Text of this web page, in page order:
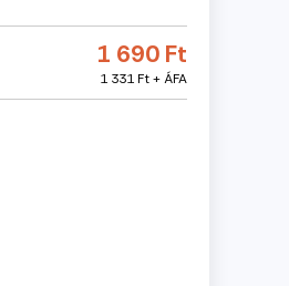
1 690 Ft
1 331 Ft + ÁFA